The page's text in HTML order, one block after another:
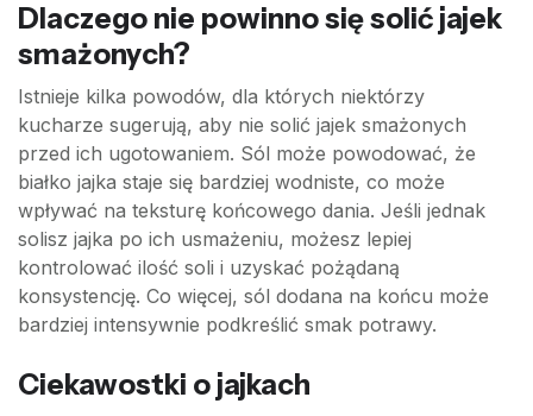
Dlaczego nie powinno się solić jajek
smażonych?
Istnieje kilka powodów, dla których niektórzy
kucharze sugerują, aby nie solić jajek smażonych
przed ich ugotowaniem. Sól może powodować, że
białko jajka staje się bardziej wodniste, co może
wpływać na teksturę końcowego dania. Jeśli jednak
solisz jajka po ich usmażeniu, możesz lepiej
kontrolować ilość soli i uzyskać pożądaną
konsystencję. Co więcej, sól dodana na końcu może
bardziej intensywnie podkreślić smak potrawy.
Ciekawostki o jajkach